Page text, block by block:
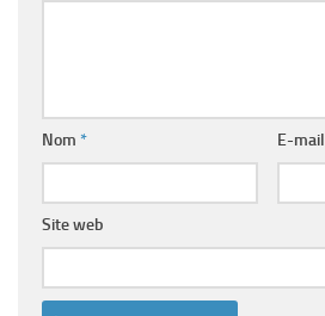
Nom * E-mail
Site web